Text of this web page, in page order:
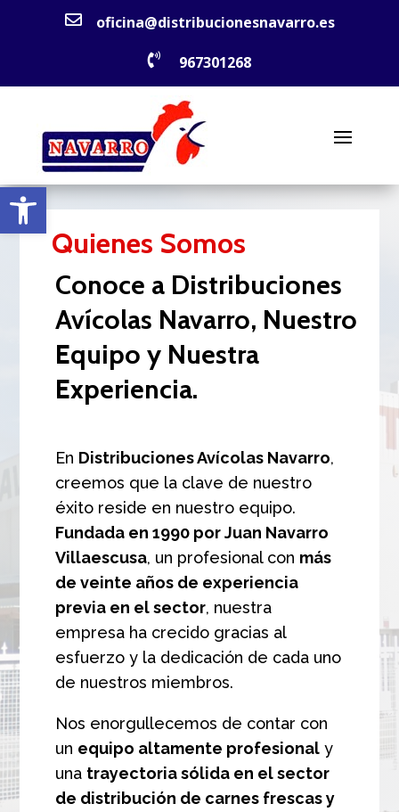
Abrir barra de herramientas
 oficina@distribucionesnavarro.es
 967301268
Quienes Somos
Conoce a Distribuciones
Avícolas Navarro, Nuestro
Equipo y Nuestra
Experiencia.
En Distribuciones Avícolas Navarro,
creemos que la clave de nuestro
éxito reside en nuestro equipo.
Fundada en 1990 por Juan Navarro
Villaescusa, un profesional con más
de veinte años de experiencia
previa en el sector, nuestra
empresa ha crecido gracias al
esfuerzo y la dedicación de cada uno
de nuestros miembros.
Nos enorgullecemos de contar con
un equipo altamente profesional y
una trayectoria sólida en el sector
de distribución de carnes frescas y